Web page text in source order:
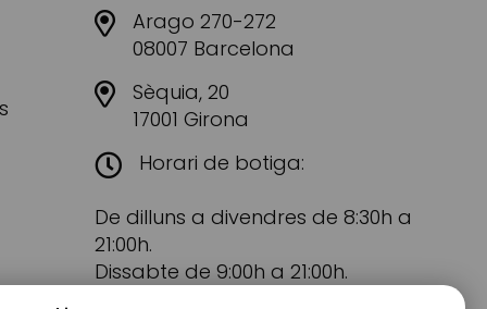
Arago 270-272
08007 Barcelona
Sèquia, 20
17001 Girona
Horari de botiga:
De dilluns a divendres de 8:30h a
21:00h.
Dissabte de 9:00h a 21:00h.